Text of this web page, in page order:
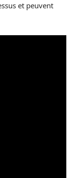
et peuvent